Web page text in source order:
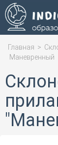
Главная >
Маневренный